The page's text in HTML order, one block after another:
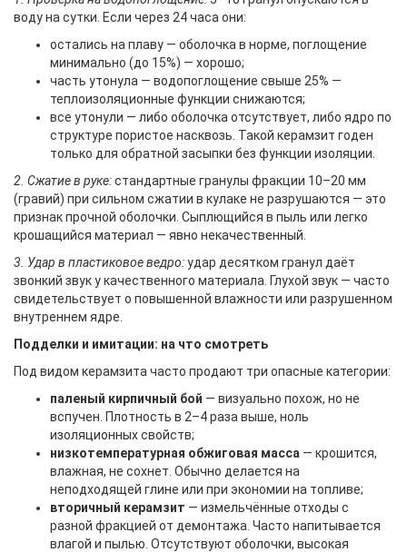
воду на сутки. Если через 24 часа они:
остались на плаву — оболочка в норме, поглощение
минимально (до 15%) — хорошо;
часть утонула — водопоглощение свыше 25% —
теплоизоляционные функции снижаются;
все утонули — либо оболочка отсутствует, либо ядро по
структуре пористое насквозь. Такой керамзит годен
только для обратной засыпки без функции изоляции.
2. Сжатие в руке:стандартные гранулы фракции 10–20 мм
(гравий) при сильном сжатии в кулаке не разрушаются — это
признак прочной оболочки. Сыплющийся в пыль или легко
крошащийся материал — явно некачественный.
3. Удар в пластиковое ведро:удар десятком гранул даёт
звонкий звук у качественного материала. Глухой звук — часто
свидетельствует о повышенной влажности или разрушенном
внутреннем ядре.
Подделки и имитации: на что смотреть
Под видом керамзита часто продают три опасные категории:
паленый кирпичный бой — визуально похож, но не
вспучен. Плотность в 2–4 раза выше, ноль
изоляционных свойств;
низкотемпературная обжиговая масса — крошится,
влажная, не сохнет. Обычно делается на
неподходящей глине или при экономии на топливе;
вторичный керамзит — измельчённые отходы с
разной фракцией от демонтажа. Часто напитывается
влагой и пылью. Отсутствуют оболочки, высокая